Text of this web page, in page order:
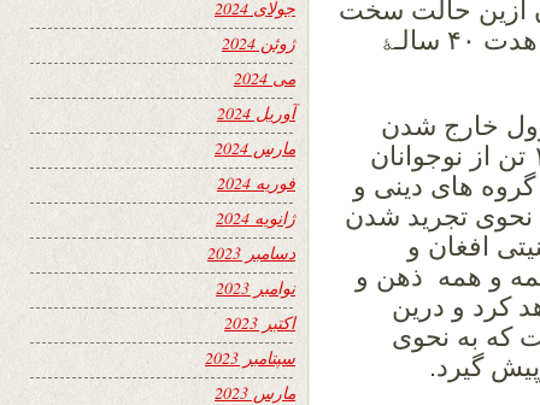
ازین حالت سخت
خوش به نظر میرسد و آنرا دست آورد مجاهدت ۴۰ سالـﮥ
خارج شدن
افراطیون از جمله کشته شدن بیش از ۱۵۰ تن از نوجوانان
های دینی و
نحوی تجرید شدن
افغان و
همه و همه ذهن و
کرد و درین
که به نحوی
گیرد.
جولای 2024
ژوئن 2024
می 2024
آوریل 2024
مارس 2024
فوریه 2024
ژانویه 2024
دسامبر 2023
نوامبر 2023
اکتبر 2023
سپتامبر 2023
مارس 2023